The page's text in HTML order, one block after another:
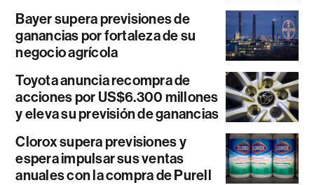
Bayer supera previsiones de
ganancias por fortaleza de su
negocio agrícola
Toyota anuncia recompra de
acciones por US$6.300 millones
y eleva su previsión de ganancias
Clorox supera previsiones y
espera impulsar sus ventas
anuales con la compra de Purell